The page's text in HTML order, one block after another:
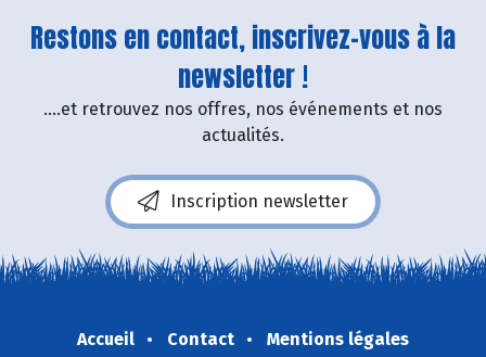
Restons en contact, inscrivez-vous à la
newsletter !
....et retrouvez nos offres, nos événements et nos
actualités.
Inscription newsletter
Accueil Contact
Mentions légales